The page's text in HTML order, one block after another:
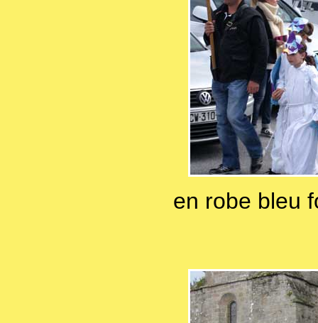
en robe bleu